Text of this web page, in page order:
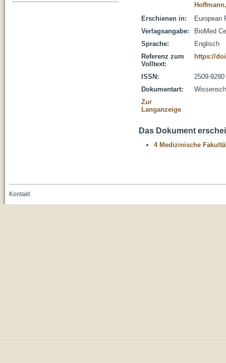
Erschienen in:
European
Verlagsangabe:
BioMed
Sprache:
Englisch
Referenz zum
Volltext:
https://
ISSN:
2509-9280
Dokumentart:
Zur
Langanzeige
Das Dokument
4 Medizinische
Kontakt